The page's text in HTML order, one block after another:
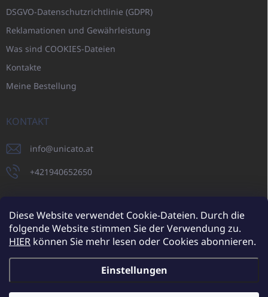
Diese Website verwendet Cookie-Dateien. Durch die
folgende Website stimmen Sie der Verwendung zu.
HIER können Sie mehr lesen oder Cookies abonnieren.
Einstellungen
DSGVO-Datenschutzrichtlinie (GDPR)
Reklamationen und Gewährleistung
Was sind COOKIES-Dateien
Kontakte
Meine Bestellung
KONTAKT
info@unicato.at
+421940652650
UNICATO.sk UNICATOshop.cz UNICATO.at UNICATO.hu
UNICATOshop.pl
UNICATOshop.de
Copyright 2026UNICATO.at. Alle Rechte vorbehalten.Cookie-